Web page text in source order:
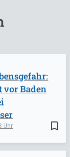
bookmark_border
vor Baden